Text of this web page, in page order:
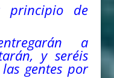
principio de
a
y seréis
gentes por